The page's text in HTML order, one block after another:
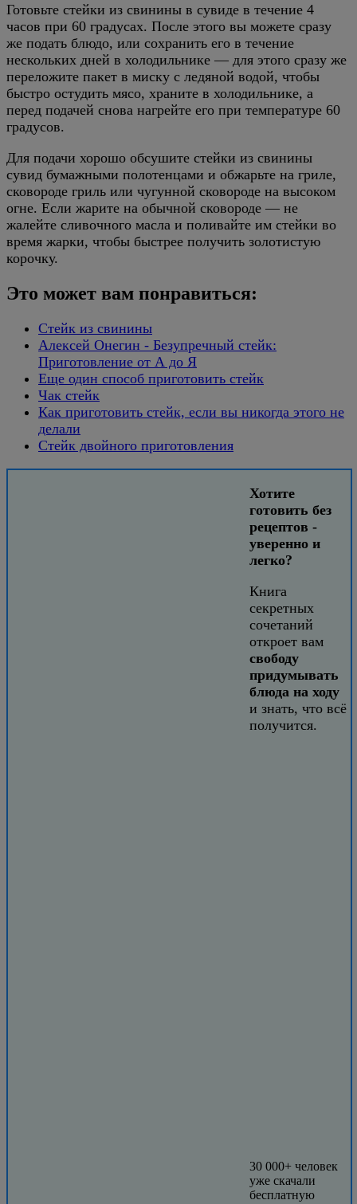
Готовьте стейки из свинины в сувиде в течение 4
часов при 60 градусах. После этого вы можете сразу
же подать блюдо, или сохранить его в течение
нескольких дней в холодильнике — для этого сразу же
переложите пакет в миску с ледяной водой, чтобы
быстро остудить мясо, храните в холодильнике, а
перед подачей снова нагрейте его при температуре 60
градусов.
Для подачи хорошо обсушите стейки из свинины
сувид бумажными полотенцами и обжарьте на гриле,
сковороде гриль или чугунной сковороде на высоком
огне. Если жарите на обычной сковороде — не
жалейте сливочного масла и поливайте им стейки во
время жарки, чтобы быстрее получить золотистую
корочку.
Это может вам понравиться:
Стейк из свинины
Алексей Онегин - Безупречный стейк:
Приготовление от А до Я
Еще один способ приготовить стейк
Чак стейк
Как приготовить стейк, если вы никогда этого не
делали
Стейк двойного приготовления
Хотите
готовить без
рецептов -
уверенно и
легко?
Книга
секретных
сочетаний
откроет вам
свободу
придумывать
блюда на ходу
и знать, что всё
получится.
30 000+ человек
уже скачали
бесплатную